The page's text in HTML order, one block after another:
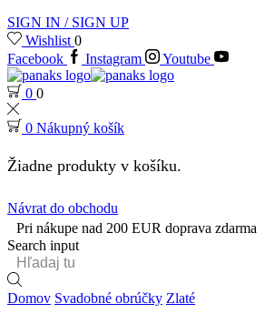
SIGN IN / SIGN UP
Wishlist 0
Facebook
Instagram Youtube
0 0
0 Nákupný košík
Žiadne produkty v košíku.
Návrat do obchodu
Pri nákupe nad 200 EUR doprava zdarma
Search input
Domov Svadobné obrúčky Zlaté